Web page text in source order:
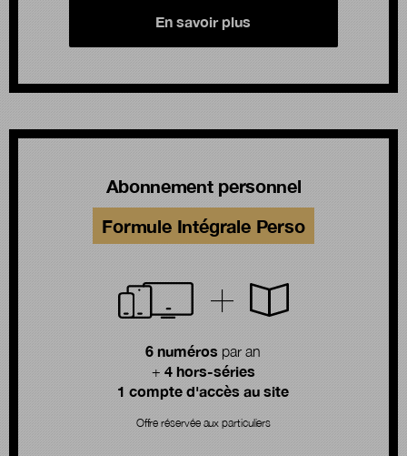
En savoir plus
Abonnement personnel
Formule Intégrale Perso
6 numéros par an
+ 4 hors-séries
1 compte d'accès au site
Offre réservée aux particuliers